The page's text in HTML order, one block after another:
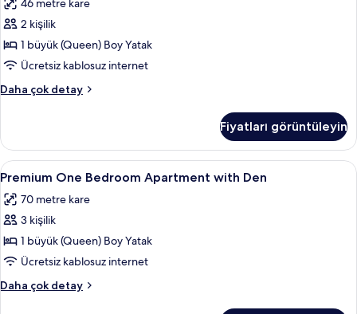
Apartment
için
tüm
fotoğrafları
görün
46 metre kare
2 kişilik
1 büyük (Queen) Boy Yatak
Ücretsiz kablosuz internet
Daha çok detay
One
daha
fazla
detay
Fiyatları görüntüleyin
Premium
One
Bedroom
Apartment
with
Den
için
tüm
Ütü/ütü masası, ücretsiz kablosuz
33
Premium One Bedroom Apartment with Den
70 metre kare
3 kişilik
1 büyük (Queen) Boy Yatak
Ücretsiz kablosuz internet
Daha çok detay
Premium